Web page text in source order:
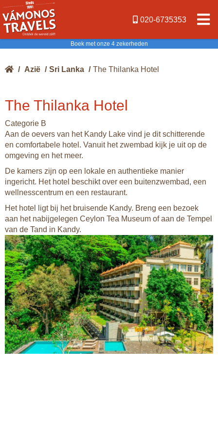
020-6735353
Boek met onze 4 zekerheden
/ Azië / Sri Lanka / The Thilanka Hotel
The Thilanka Hotel
Categorie B
Aan de oevers van het Kandy Lake vind je dit schitterende
en comfortabele hotel. Vanuit het zwembad kijk je uit op de
omgeving en het meer.
De kamers zijn op een lokale en authentieke manier
ingericht. Het hotel beschikt over een buitenzwembad, een
wellnesscentrum en een restaurant.
Het hotel ligt bij het bruisende Kandy. Breng een bezoek
aan het nabijgelegen Ceylon Tea Museum of aan de Tempel
van de Tand in Kandy.